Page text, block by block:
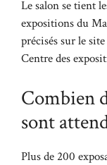
Le salon se tient
expositions du
précisés sur le
Centre des
Combien
sont
Plus de 200